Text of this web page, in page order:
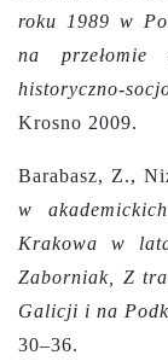
roku 1989 w
na
historyczno-
Krosno 2009.
Barabasz, Z.,
w
Krakowa w
Zaborniak, Z
Galicji i na
30–36.